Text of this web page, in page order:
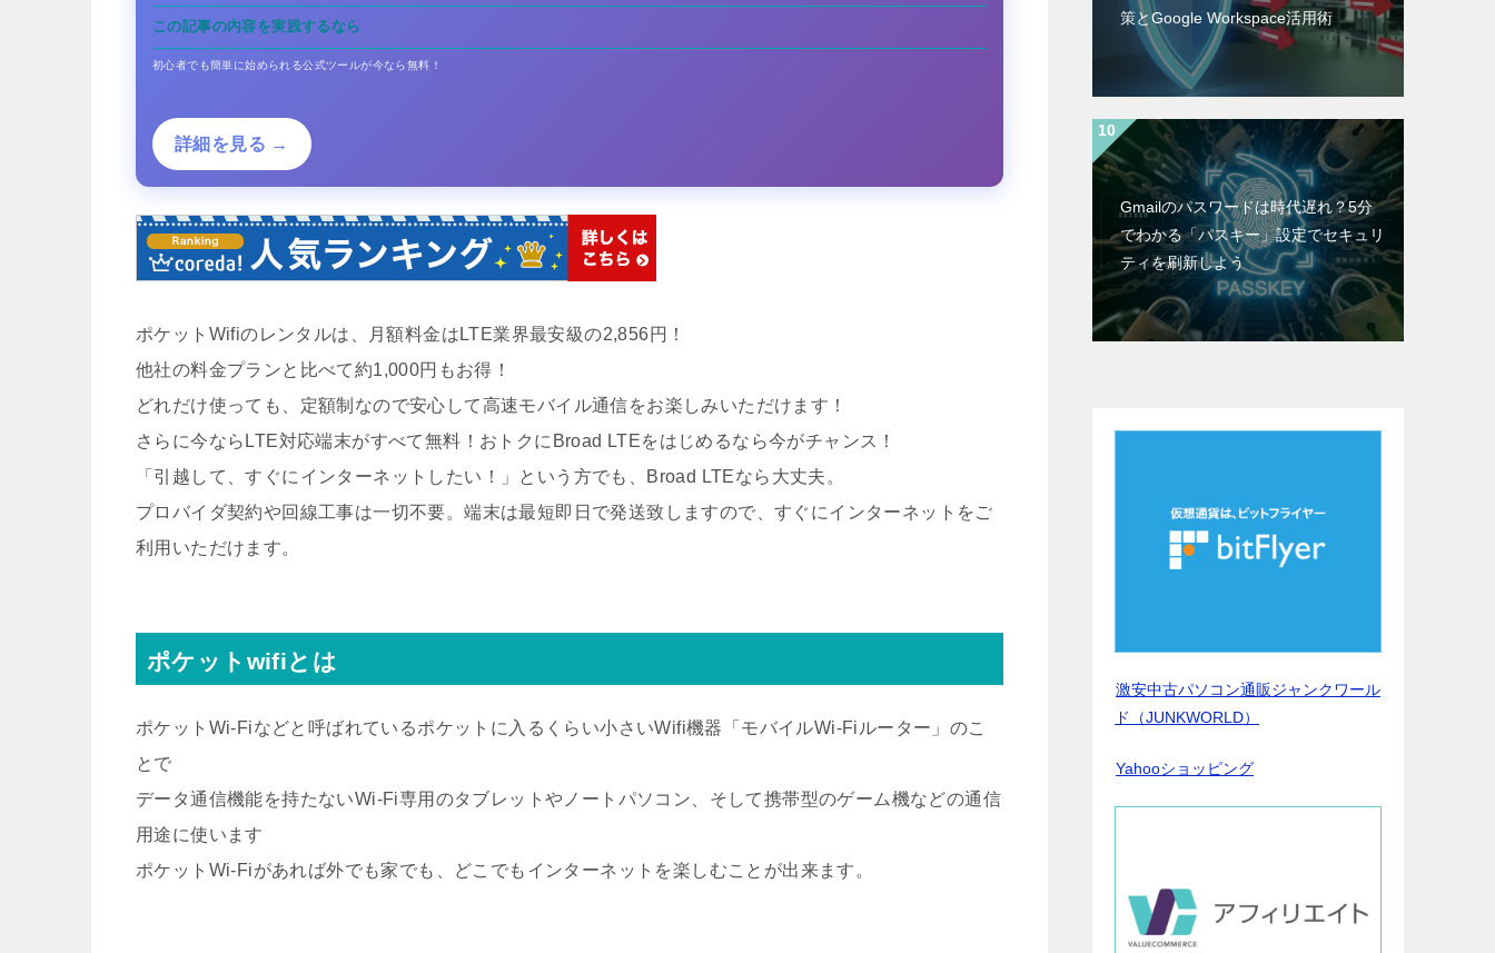
この記事の内容を実践するなら
初心者でも簡単に始められる公式ツールが今なら無料！
詳細を見る →
ポケットWifiのレンタルは、月額料金はLTE業界最安級の2,856円！
他社の料金プランと比べて約1,000円もお得！
どれだけ使っても、定額制なので安心して高速モバイル通信をお楽しみいただけます！
さらに今ならLTE対応端末がすべて無料！おトクにBroad LTEをはじめるなら今がチャンス！
「引越して、すぐにインターネットしたい！」という方でも、Broad LTEなら大丈夫。
プロバイダ契約や回線工事は一切不要。端末は最短即日で発送致しますので、すぐにインターネットをご
利用いただけます。
ポケットwifiとは
ポケットWi-Fiなどと呼ばれているポケットに入るくらい小さいWifi機器「モバイルWi-Fiルーター」のこ
とで
データ通信機能を持たないWi-Fi専用のタブレットやノートパソコン、そして携帯型のゲーム機などの通信
用途に使います
ポケットWi-Fiがあれば外でも家でも、どこでもインターネットを楽しむことが出来ます。
策とGoogle Workspace活用術
Gmailのパスワードは時代遅れ？5分
でわかる「パスキー」設定でセキュリ
ティを刷新しよう
激安中古パソコン通販ジャンクワール
ド（JUNKWORLD）
Yahooショッピング